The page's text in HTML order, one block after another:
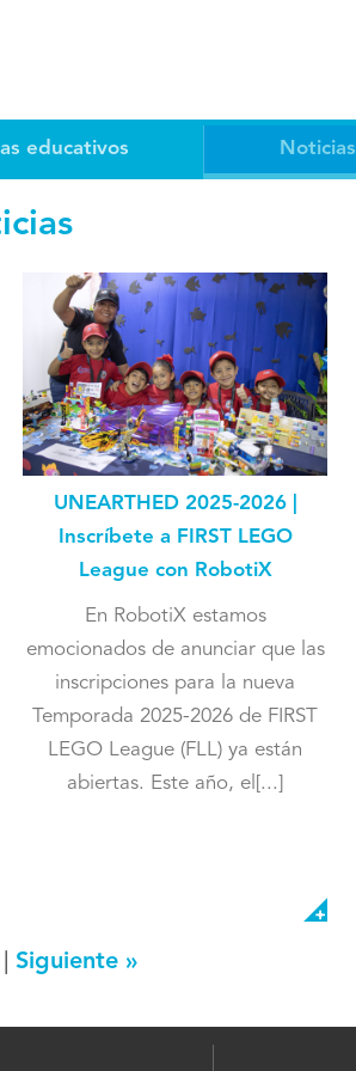
educativos Noticias
UNEARTHED 2025-2026 |
Inscríbete a FIRST LEGO
League con RobotiX
En RobotiX estamos
emocionados de anunciar que las
inscripciones para la nueva
Temporada 2025-2026 de FIRST
LEGO League (FLL) ya están
abiertas. Este año, el[...]
Siguiente »